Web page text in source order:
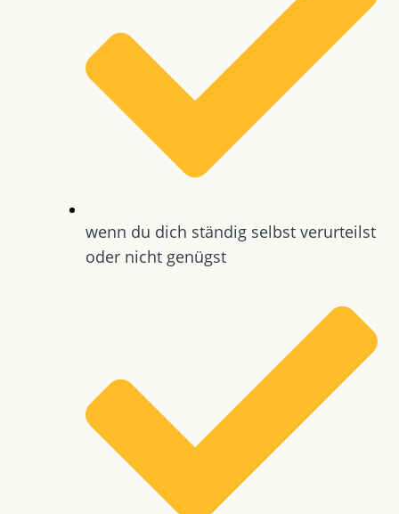
wenn du dich ständig selbst verurteilst
oder nicht genügst